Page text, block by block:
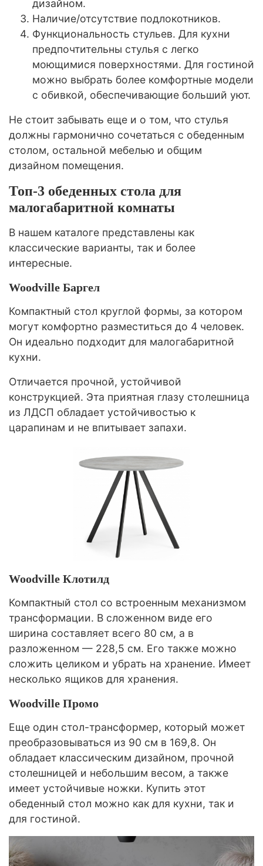
дизайном.
Наличие/отсутствие подлокотников.
Функциональность стульев. Для кухни
предпочтительны стулья с легко
моющимися поверхностями. Для гостиной
можно выбрать более комфортные модели
с обивкой, обеспечивающие больший уют.
Не стоит забывать еще и о том, что стулья
должны гармонично сочетаться с обеденным
столом, остальной мебелью и общим
дизайном помещения.
Топ-3 обеденных стола для
малогабаритной комнаты
В нашем каталоге представлены как
классические варианты, так и более
интересные.
Woodville Баргел
Компактный стол круглой формы, за котором
могут комфортно разместиться до 4 человек.
Он идеально подходит для малогабаритной
кухни.
Отличается прочной, устойчивой
конструкцией. Эта приятная глазу столешница
из ЛДСП обладает устойчивостью к
царапинам и не впитывает запахи.
Woodville Клотилд
Компактный стол со встроенным механизмом
трансформации. В сложенном виде его
ширина составляет всего 80 см, а в
разложенном — 228,5 см. Его также можно
сложить целиком и убрать на хранение. Имеет
несколько ящиков для хранения.
Woodville Промо
Еще один стол-трансформер, который может
преобразовываться из 90 см в 169,8. Он
обладает классическим дизайном, прочной
столешницей и небольшим весом, а также
имеет устойчивые ножки. Купить этот
обеденный стол можно как для кухни, так и
для гостиной.